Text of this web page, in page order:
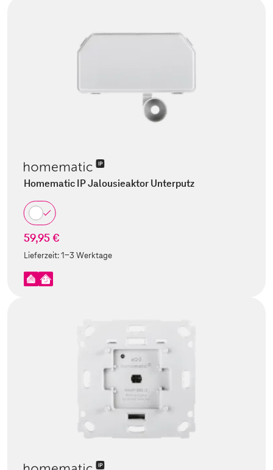
Homematic IP Jalousieaktor Unterputz
59,95 €
Lieferzeit:1-3 Werktage